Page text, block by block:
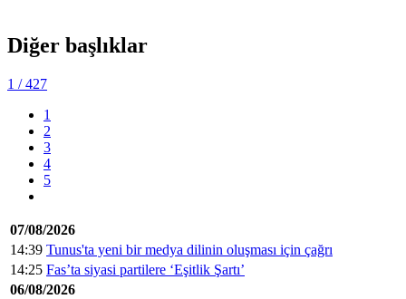
Diğer başlıklar
1 / 427
1
2
3
4
5
07/08/2026
14:39 Tunus'ta yeni bir medya dilinin oluşması için çağrı
14:25 Fas’ta siyasi partilere ‘Eşitlik Şartı’
06/08/2026